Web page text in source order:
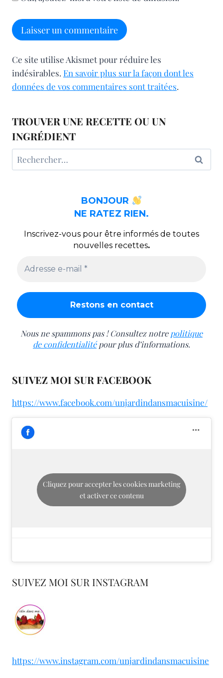
Ce site utilise Akismet pour réduire les
indésirables. En savoir plus sur la façon dont les
données de vos commentaires sont traitées.
TROUVER UNE RECETTE OU UN
INGRÉDIENT
Rechercher :
BONJOUR
NE RATEZ RIEN.
Inscrivez-vous pour être informés de toutes
nouvelles recettes.
Nous ne spammons pas ! Consultez notre politique
de confidentialitépour plus d’informations.
SUIVEZ MOI SUR FACEBOOK
https://www.facebook.com/unjardindansmacuisine/
Cliquez pour accepter les cookies marketing
et activer ce contenu
SUIVEZ MOI SUR INSTAGRAM
https://www.instagram.com/unjardindansmacuisine